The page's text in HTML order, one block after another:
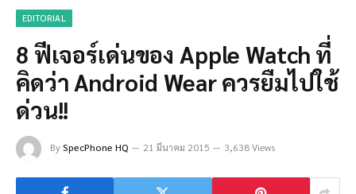
EDITORIAL
8 ฟีเจอร์เด่นของ Apple Watch ที่
คิดว่า Android Wear ควรยืมไปใช้
ด่วน!!
BySpecPhone HQ 21 มีนาคม 2015 3,638 Views